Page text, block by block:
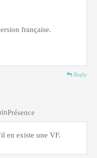
française.
Reply
Présence
en existe une VF.